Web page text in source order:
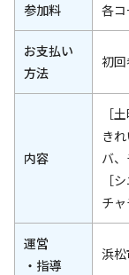
参加料 各
お支払い
方法
初
内容
［
き
バ
［
チ
運営
・指導
浜